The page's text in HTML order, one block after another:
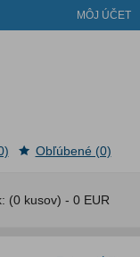
MÔJ ÚČET
(0 kusov) - 0 EUR
Obľúbené (0)